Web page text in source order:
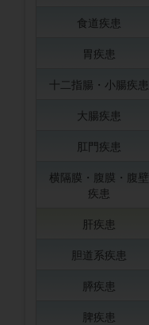
食道疾患
胃疾患
十二指腸・小腸疾患
大腸疾患
肛門疾患
横隔膜・腹膜・腹壁
疾患
肝疾患
胆道系疾患
膵疾患
脾疾患